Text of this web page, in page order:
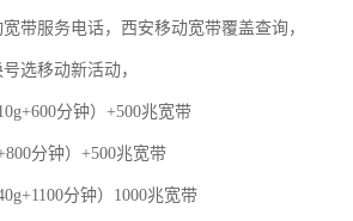
带服务电话，西安移动宽带覆盖查询，
选移动新活动，
分钟）+500兆宽带
分钟）+500兆宽带
分钟）1000兆宽带